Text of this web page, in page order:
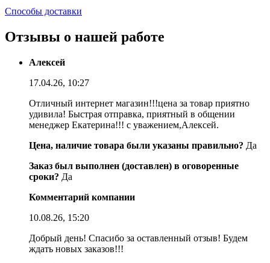
Способы доставки
Отзывы о нашей работе
Алексей
17.04.26, 10:27
Отличный интернет магазин!!!цена за товар приятно
удивила! Быстрая отправка, приятный в общении
менеджер Екатерина!!! с уважением,Алексей.
Цена, наличие товара были указаны правильно? Да
Заказ был выполнен (доставлен) в оговоренные
сроки? Да
Комментарий компании
10.08.26, 15:20
Добрый день! Спасибо за оставленный отзыв! Будем
ждать новых заказов!!!